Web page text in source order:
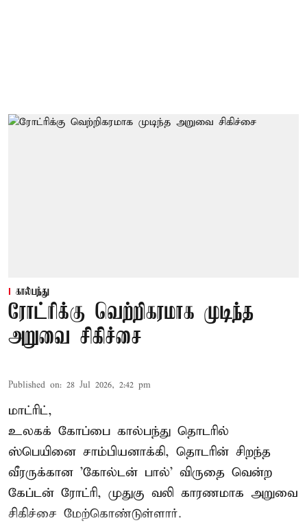
கால்பந்து
ரோட்ரிக்கு வெற்றிகரமாக முடிந்த
அறுவை சிகிச்சை
Published on: 28 Jul 2026, 2:42 pm
மாட்ரிட்,
உலகக் கோப்பை கால்பந்து தொடரில்
ஸ்பெயினை சாம்பியனாக்கி, தொடரின் சிறந்த
வீரருக்கான 'கோல்டன் பால்' விருதை வென்ற
கேப்டன் ரோட்ரி, முதுகு வலி காரணமாக அறுவை
சிகிச்சை மேற்கொண்டுள்ளார்.